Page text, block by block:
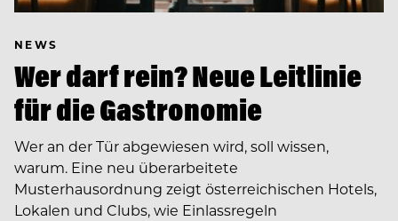
NEWS
Wer darf rein? Neue Leitlinie
für die Gastronomie
Wer an der Tür abgewiesen wird, soll wissen,
warum. Eine neu überarbeitete
Musterhausordnung zeigt österreichischen Hotels,
Lokalen und Clubs, wie Einlassregeln